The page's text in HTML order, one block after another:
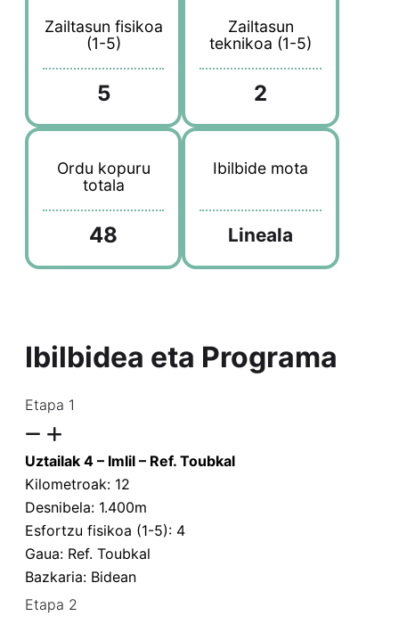
Zailtasun fisikoa
(1-5)
5
Zailtasun
teknikoa (1-5)
2
Ordu kopuru
totala
48
Ibilbide mota
Lineala
Ibilbidea eta Programa
Etapa 1
Uztailak 4 – Imlil – Ref. Toubkal
Kilometroak: 12
Desnibela: 1.400m
Esfortzu fisikoa (1-5): 4
Gaua: Ref. Toubkal
Bazkaria: Bidean
Etapa 2